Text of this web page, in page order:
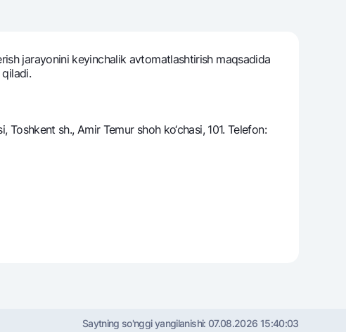
ilovasi
jarayonini keyinchalik avtomatlashtirish maqsadida
qiladi.
sh., Amir Temur shoh ko‘chasi, 101. Telefon:
Saytning so'nggi yangilanishi: 07.08.2026 15:40:03